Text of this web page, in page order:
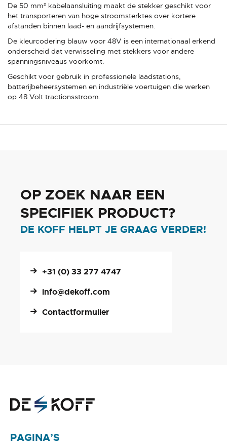
De 50 mm² kabelaansluiting maakt de stekker geschikt voor
het transporteren van hoge stroomsterktes over kortere
afstanden binnen laad- en aandrijfsystemen.
De kleurcodering blauw voor 48V is een internationaal erkend
onderscheid dat verwisseling met stekkers voor andere
spanningsniveaus voorkomt.
Geschikt voor gebruik in professionele laadstations,
batterijbeheersystemen en industriële voertuigen die werken
op 48 Volt tractionsstroom.
OP ZOEK NAAR EEN
SPECIFIEK PRODUCT?
DE KOFF HELPT JE GRAAG VERDER!
+31 (0) 33 277 4747
info@dekoff.com
Contactformulier
PAGINA’S